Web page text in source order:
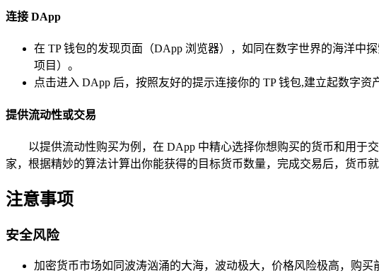
连接 DApp
在 TP 钱包的发现页面（DApp 浏览器），如同在数字世界的海洋中
项目）。
点击进入 DApp 后，按照友好的提示连接你的 TP 钱包,建立起数字资
提供流动性或交易
以提供流动性购买为例，在 DApp 中精心选择你想购买的货币和用于
家，根据精妙的算法计算出你能获得的目标货币数量，完成交易后，货币
注意事项
安全风险
加密货币市场如同波涛汹涌的大海，波动极大，价格风险极高，购